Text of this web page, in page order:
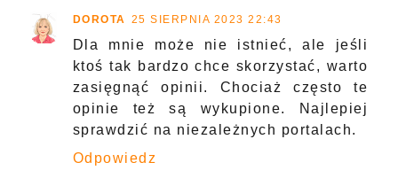
DOROTA 25 SIERPNIA 2023 22:43
Dla mnie może nie istnieć, ale jeśli
ktoś tak bardzo chce skorzystać, warto
zasięgnąć opinii. Chociaż często te
opinie też są wykupione. Najlepiej
sprawdzić na niezależnych portalach.
Odpowiedz